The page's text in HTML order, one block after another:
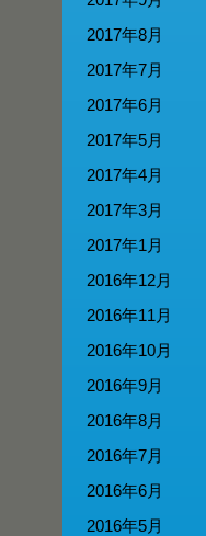
2017年8月
2017年7月
2017年6月
2017年5月
2017年4月
2017年3月
2017年1月
2016年12月
2016年11月
2016年10月
2016年9月
2016年8月
2016年7月
2016年6月
2016年5月